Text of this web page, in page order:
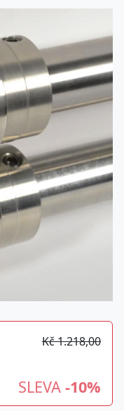
Kč 1.218,00
SLEVA -10%